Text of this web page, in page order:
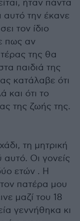
ήταν πάντα
αυτό την έκανε
τον ίδιο
πως αν
της θα
παιδιά της
κατάλαβε ότι
και ότι το
της ζωής της.
τη μητρική
Οι γονείς
ετών . Η
πατέρα μου
μαζί του 18
γεννήθηκα κι